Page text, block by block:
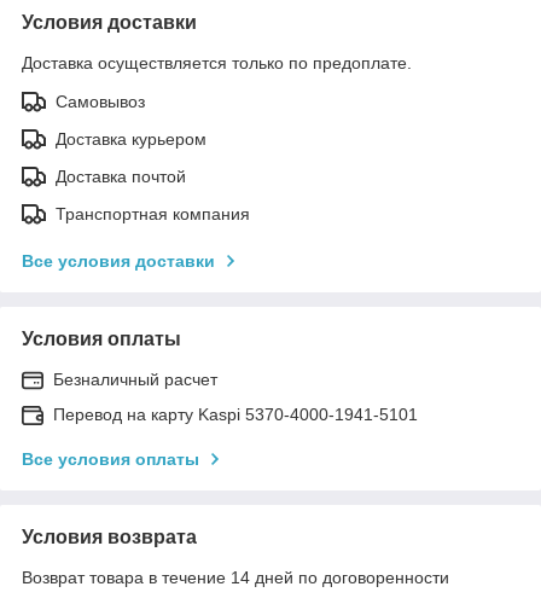
Условия доставки
Доставка осуществляется только по предоплате.
Самовывоз
Доставка курьером
Доставка почтой
Транспортная компания
Все условия доставки
Условия оплаты
Безналичный расчет
Перевод на карту Kaspi 5370-4000-1941-5101
Все условия оплаты
Условия возврата
Возврат товара в течение 14 дней по договоренности